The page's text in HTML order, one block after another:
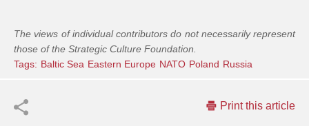
The views of individual contributors do not necessarily represent
those of the Strategic Culture Foundation.
Tags: Baltic Sea Eastern Europe NATO Poland Russia
Print this article